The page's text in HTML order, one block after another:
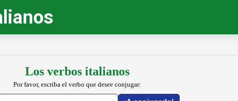
Los verbos italianos
Por favor, escriba el verbo que desee conjugar: